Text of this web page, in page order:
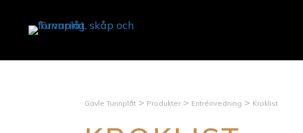
Gävle Tunnplåt > Produkter> Entréinredning > Kroklist